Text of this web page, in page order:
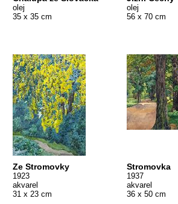
olej
35 x 35 cm
olej
56 x 70 cm
Ze Stromovky
1923
akvarel
31 x 23 cm
Stromovka
1937
akvarel
36 x 50 cm